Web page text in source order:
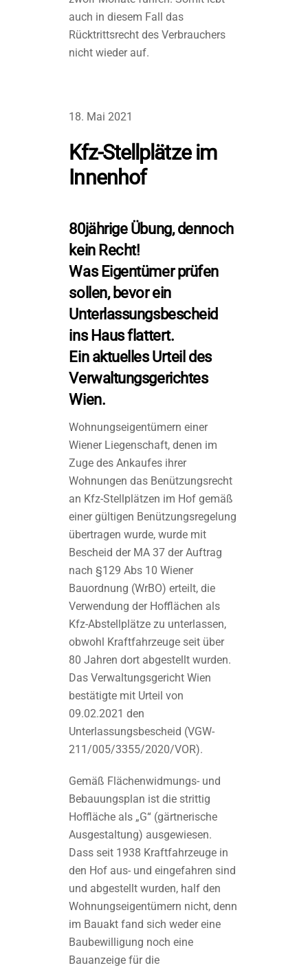
auch in diesem Fall das
Rücktrittsrecht des Verbrauchers
nicht wieder auf.
18. Mai 2021
Kfz-Stellplätze im
Innenhof
80jährige Übung, dennoch
kein Recht!
Was Eigentümer prüfen
sollen, bevor ein
Unterlassungsbescheid
ins Haus flattert.
Ein aktuelles Urteil des
Verwaltungsgerichtes
Wien.
Wohnungseigentümern einer
Wiener Liegenschaft, denen im
Zuge des Ankaufes ihrer
Wohnungen das Benützungsrecht
an Kfz-Stellplätzen im Hof gemäß
einer gültigen Benützungsregelung
übertragen wurde, wurde mit
Bescheid der MA 37 der Auftrag
nach §129 Abs 10 Wiener
Bauordnung (WrBO) erteilt, die
Verwendung der Hofflächen als
Kfz-Abstellplätze zu unterlassen,
obwohl Kraftfahrzeuge seit über
80 Jahren dort abgestellt wurden.
Das Verwaltungsgericht Wien
bestätigte mit Urteil von
09.02.2021 den
Unterlassungsbescheid (VGW-
211/005/3355/2020/VOR).
Gemäß Flächenwidmungs- und
Bebauungsplan ist die strittig
Hoffläche als „G“ (gärtnerische
Ausgestaltung) ausgewiesen.
Dass seit 1938 Kraftfahrzeuge in
den Hof aus- und eingefahren sind
und abgestellt wurden, half den
Wohnungseigentümern nicht, denn
im Bauakt fand sich weder eine
Baubewilligung noch eine
Bauanzeige für die